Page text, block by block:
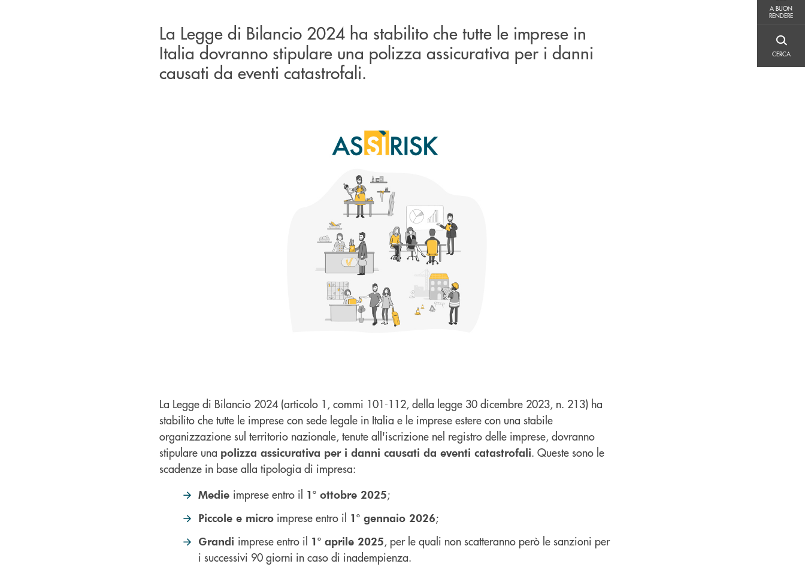
A BUON
RENDERE
CERCA
La Legge di Bilancio 2024 ha stabilito che tutte le imprese in
Italia dovranno stipulare una polizza assicurativa per i danni
causati da eventi catastrofali.
La Legge di Bilancio 2024 (articolo 1, commi 101-112, della legge 30 dicembre 2023, n. 213) ha
stabilito che tutte le imprese con sede legale in Italia e le imprese estere con una stabile
organizzazione sul territorio nazionale, tenute all'iscrizione nel registro delle imprese, dovranno
stipulare una polizza assicurativa per i danni causati da eventi catastrofali. Queste sono le
scadenze in base alla tipologia di impresa:
Medie imprese entro il 1° ottobre 2025;
Piccole e micro imprese entro il 1° gennaio 2026;
Grandi imprese entro il 1° aprile 2025, per le quali non scatteranno però le sanzioni per
i successivi 90 giorni in caso di inadempienza.